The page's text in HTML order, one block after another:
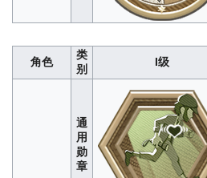
佣
员
上限为20<br>数据仅供参考，如有错误
欢迎改正
咒术专长：积累咒像守护次数（次）
WIKI编辑组测试，单局上限为8<br>数
据仅供参考，如有错误欢迎改正
540 900
：野性伙伴格挡伤害次数
经WIKI编辑组测试，单局上限为
3<br>数据仅供参考，如有错误欢迎改
正
32 96 192 320
角色
类
别
I级
通
用
勋
章